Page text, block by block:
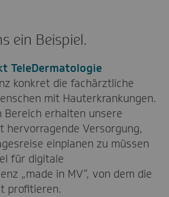
ein Beispiel.
TeleDermatologie
konkret die fachärztliche
mit Hauterkrankungen.
Bereich erhalten unsere
hervorragende Versorgung,
einplanen zu müssen
für digitale
„made in MV“, von dem die
profitieren.